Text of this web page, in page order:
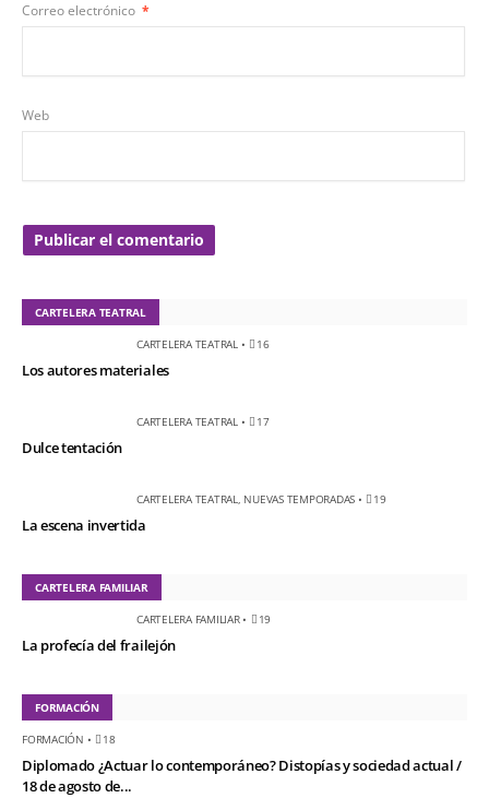
Correo electrónico *
Web
CARTELERA TEATRAL
CARTELERA TEATRAL• 16
Los autores materiales
CARTELERA TEATRAL• 17
Dulce tentación
CARTELERA TEATRAL, NUEVAS TEMPORADAS • 19
La escena invertida
CARTELERA FAMILIAR
CARTELERA FAMILIAR• 19
La profecía del frailejón
FORMACIÓN
FORMACIÓN • 18
Diplomado ¿Actuar lo contemporáneo? Distopías y sociedad actual /
18 de agosto de...